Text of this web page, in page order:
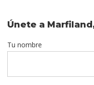
Únete a
Tu nombre